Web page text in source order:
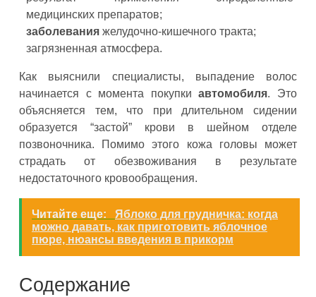
медицинских препаратов;
заболевания желудочно-кишечного тракта;
загрязненная атмосфера.
Как выяснили специалисты, выпадение волос
начинается с момента покупкиавтомобиля. Это
объясняется тем, что при длительном сидении
образуется “застой” крови в шейном отделе
позвоночника. Помимо этого кожа головы может
страдать от обезвоживания в результате
недостаточного кровообращения.
Читайте еще:
Яблоко для грудничка: когда
можно давать, как приготовить яблочное
пюре, нюансы введения в прикорм
Содержание